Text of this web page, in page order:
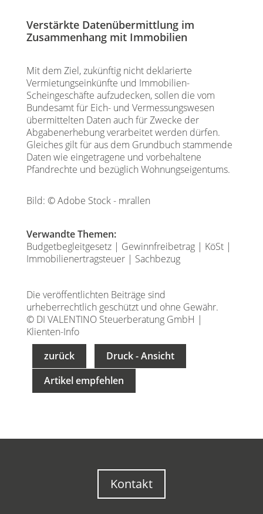
Verstärkte Datenübermittlung im
Zusammenhang mit Immobilien
Mit dem Ziel, zukünftig nicht deklarierte
Vermietungseinkünfte und Immobilien-
Scheingeschäfte aufzudecken, sollen die vom
Bundesamt für Eich- und Vermessungswesen
übermittelten Daten auch für Zwecke der
Abgabenerhebung verarbeitet werden dürfen.
Gleiches gilt für aus dem Grundbuch stammende
Daten wie eingetragene und vorbehaltene
Pfandrechte und bezüglich Wohnungseigentums.
Bild: © Adobe Stock - mrallen
Verwandte Themen:
Budgetbegleitgesetz| Gewinnfreibetrag| KöSt|
Immobilienertragsteuer| Sachbezug
Die veröffentlichten Beiträge sind
urheberrechtlich geschützt und ohne Gewähr.
© DI VALENTINO Steuerberatung GmbH |
Klienten-Info
zurück
Druck - Ansicht
Artikel empfehlen
Kontakt